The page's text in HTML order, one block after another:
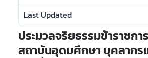
Last Updated
ประมวลจริยธรรมข้าราชกา
สถาบันอุดมศึกษา บุคลากร